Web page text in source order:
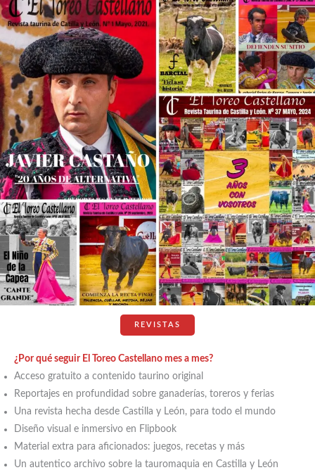
REVISTAS
¿Por qué seguir El Toreo Castellano mes a mes?
Acceso gratuito a contenido taurino original
Reportajes en profundidad sobre ganaderías, toreros y ferias
Una revista hecha desde Castilla y León, para todo el mundo
Diseño visual e inmersivo en Flipbook
Material extra para aficionados: juegos, recetas y más
Un autentico archivo sobre la tauromaquia en Castilla y León